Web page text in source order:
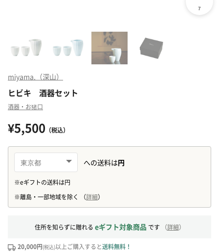
miyama.（深山）
ヒビキ 酒器セット
酒器・お猪口
¥5,500 （税込）
住所を知らずに贈れる eギフト対象商品 です （詳細）
20,000円(税込)以上ご購入すると送料無料！